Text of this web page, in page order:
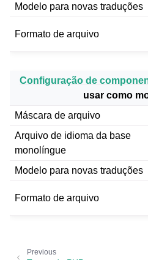
Modelo para novas traduções
Formato de arquivo
Configuração de
usar como
Máscara de arquivo
Arquivo de idioma da base
monolíngue
Modelo para novas traduções
Formato de arquivo
Previous